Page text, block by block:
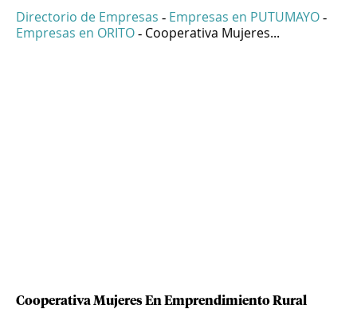
Directorio de Empresas - Empresas en PUTUMAYO -
Empresas en ORITO - Cooperativa Mujeres...
Cooperativa Mujeres En Emprendimiento Rural